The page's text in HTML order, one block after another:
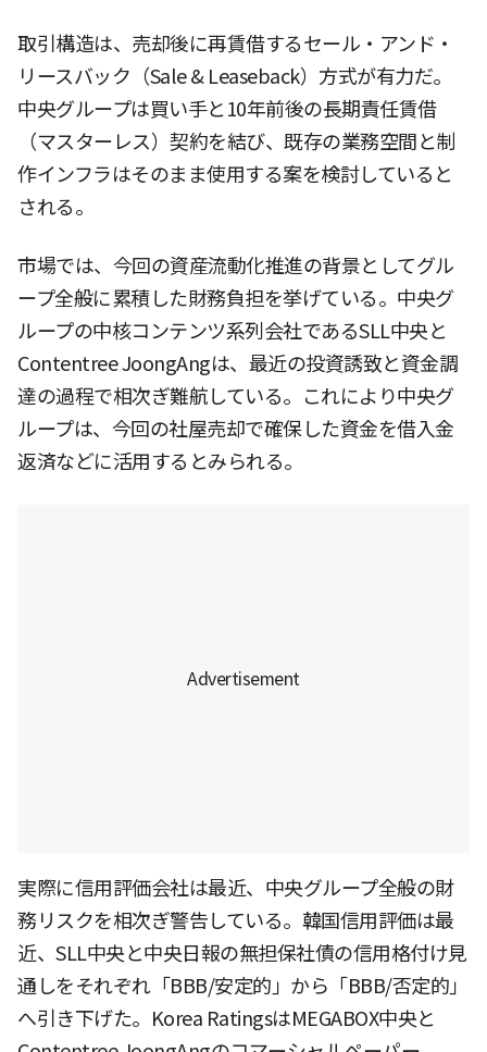
取引構造は、売却後に再賃借するセール・アンド・
リースバック（Sale & Leaseback）方式が有力だ。
中央グループは買い手と10年前後の長期責任賃借
（マスターレス）契約を結び、既存の業務空間と制
作インフラはそのまま使用する案を検討していると
される。
市場では、今回の資産流動化推進の背景としてグル
ープ全般に累積した財務負担を挙げている。中央グ
ループの中核コンテンツ系列会社であるSLL中央と
Contentree JoongAngは、最近の投資誘致と資金調
達の過程で相次ぎ難航している。これにより中央グ
ループは、今回の社屋売却で確保した資金を借入金
返済などに活用するとみられる。
実際に信用評価会社は最近、中央グループ全般の財
務リスクを相次ぎ警告している。韓国信用評価は最
近、SLL中央と中央日報の無担保社債の信用格付け見
通しをそれぞれ「BBB/安定的」から「BBB/否定的」
へ引き下げた。Korea RatingsはMEGABOX中央と